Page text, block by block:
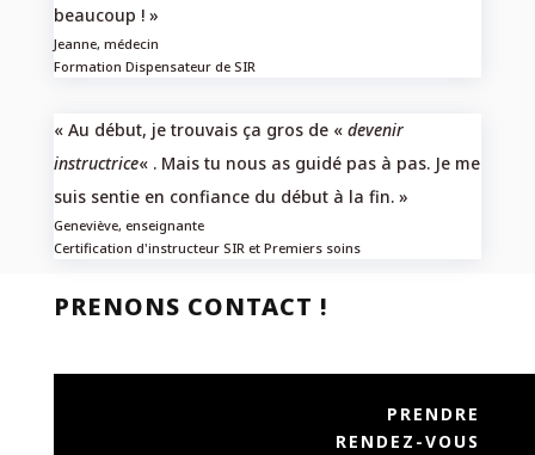
beaucoup ! »
Jeanne, médecin
Formation Dispensateur de SIR
« Au début, je trouvais ça gros de « devenir
instructrice« . Mais tu nous as guidé pas à pas. Je me
suis sentie en confiance du début à la fin. »
Geneviève, enseignante
Certification d'instructeur SIR et Premiers soins
PRENONS CONTACT !
PRENDRE
RENDEZ-VOUS